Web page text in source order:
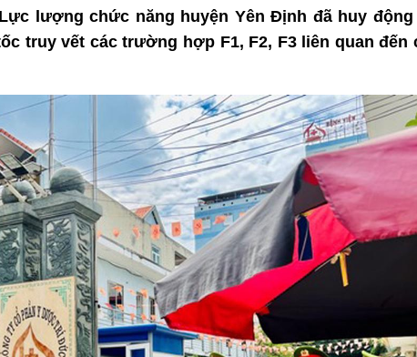
lượng chức năng huyện Yên Định đã huy
truy vết các trường hợp F1, F2, F3 liên quan đến